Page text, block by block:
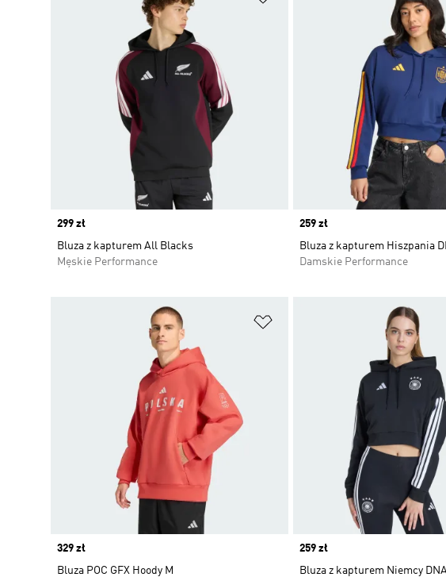
Price
299 zł
Bluza z kapturem All Blacks
Męskie Performance
Price
259 zł
Bluza z kapturem Hiszpania
Damskie Performance
Dodaj do listy życzeń
Price
329 zł
Bluza POC GFX Hoody M
Price
259 zł
Bluza z kapturem Niemcy